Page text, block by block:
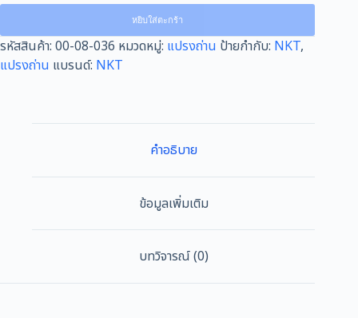
หยิบใส่ตะกร้า
รหัสสินค้า: 00-08-036 หมวดหมู่: แปรงถ่าน ป้ายกำกับ: NKT,
แปรงถ่าน แบรนด์: NKT
คำอธิบาย
ข้อมูลเพิ่มเติม
บทวิจารณ์ (0)